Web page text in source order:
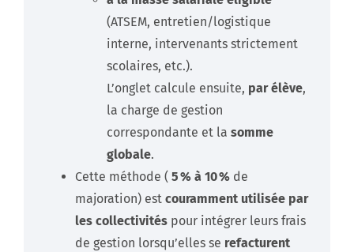
(ATSEM, entretien/logistique
interne, intervenants strictement
scolaires, etc.).
L’onglet calcule ensuite, par élève,
la charge de gestion
correspondante et la somme
globale.
Cette méthode ( 5 % à 10 % de
majoration) est couramment utilisée par
les collectivités pour intégrer leurs frais
de gestion lorsqu’elles se refacturent